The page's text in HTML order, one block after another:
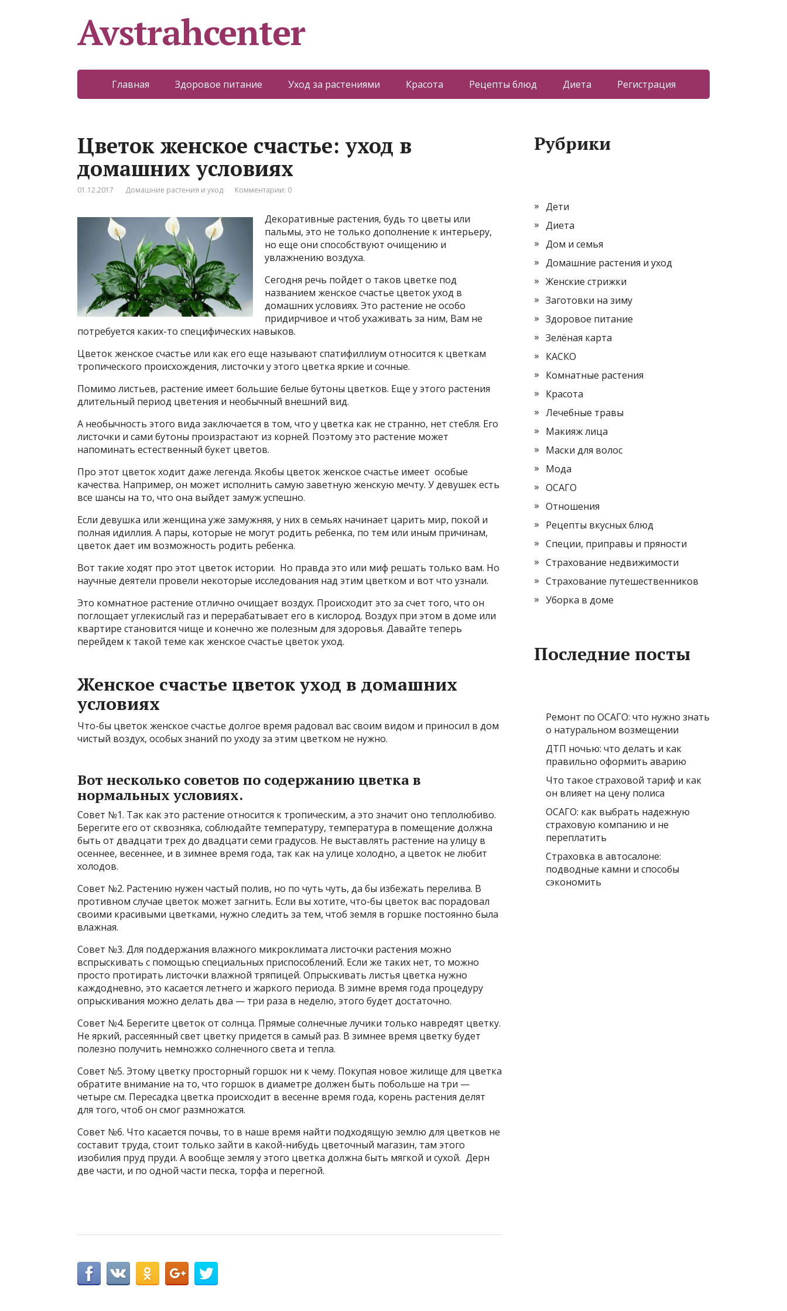
Avstrahcenter
Главная Здоровое питание Уход за растениями Красота Рецепты блюд Диета Регистрация
Цветок женское счастье: уход в
домашних условиях
01.12.2017 Домашние растения и уход Комментарии: 0
Декоративные растения, будь то цветы или
пальмы, это не только дополнение к интерьеру,
но еще они способствуют очищению и
увлажнению воздуха.
Сегодня речь пойдет о таков цветке под
названием женское счастье цветок уход в
домашних условиях. Это растение не особо
придирчивое и чтоб ухаживать за ним, Вам не
потребуется каких-то специфических навыков.
Цветок женское счастье или как его еще называют спатифиллиум относится к цветкам
тропического происхождения, листочки у этого цветка яркие и сочные.
Помимо листьев, растение имеет большие белые бутоны цветков. Еще у этого растения
длительный период цветения и необычный внешний вид.
А необычность этого вида заключается в том, что у цветка как не странно, нет стебля. Его
листочки и сами бутоны произрастают из корней. Поэтому это растение может
напоминать естественный букет цветов.
Про этот цветок ходит даже легенда. Якобы цветок женское счастье имеет особые
качества. Например, он может исполнить самую заветную женскую мечту. У девушек есть
все шансы на то, что она выйдет замуж успешно.
Если девушка или женщина уже замужняя, у них в семьях начинает царить мир, покой и
полная идиллия. А пары, которые не могут родить ребенка, по тем или иным причинам,
цветок дает им возможность родить ребенка.
Вот такие ходят про этот цветок истории. Но правда это или миф решать только вам. Но
научные деятели провели некоторые исследования над этим цветком и вот что узнали.
Это комнатное растение отлично очищает воздух. Происходит это за счет того, что он
поглощает углекислый газ и перерабатывает его в кислород. Воздух при этом в доме или
квартире становится чище и конечно же полезным для здоровья. Давайте теперь
перейдем к такой теме как женское счастье цветок уход.
Женское счастье цветок уход в домашних
условиях
Что-бы цветок женское счастье долгое время радовал вас своим видом и приносил в дом
чистый воздух, особых знаний по уходу за этим цветком не нужно.
Вот несколько советов по содержанию цветка в
нормальных условиях.
Совет №1. Так как это растение относится к тропическим, а это значит оно теплолюбиво.
Берегите его от сквозняка, соблюдайте температуру, температура в помещение должна
быть от двадцати трех до двадцати семи градусов. Не выставлять растение на улицу в
осеннее, весеннее, и в зимнее время года, так как на улице холодно, а цветок не любит
холодов.
Совет №2. Растению нужен частый полив, но по чуть чуть, да бы избежать перелива. В
противном случае цветок может загнить. Если вы хотите, что-бы цветок вас порадовал
своими красивыми цветками, нужно следить за тем, чтоб земля в горшке постоянно была
влажная.
Совет №3. Для поддержания влажного микроклимата листочки растения можно
вспрыскивать с помощью специальных приспособлений. Если же таких нет, то можно
просто протирать листочки влажной тряпицей. Опрыскивать листья цветка нужно
каждодневно, это касается летнего и жаркого периода. В зимне время года процедуру
опрыскивания можно делать два — три раза в неделю, этого будет достаточно.
Совет №4. Берегите цветок от солнца. Прямые солнечные лучики только навредят цветку.
Не яркий, рассеянный свет цветку придется в самый раз. В зимнее время цветку будет
полезно получить немножко солнечного света и тепла.
Совет №5. Этому цветку просторный горшок ни к чему. Покупая новое жилище для цветка
обратите внимание на то, что горшок в диаметре должен быть побольше на три —
четыре см. Пересадка цветка происходит в весенне время года, корень растения делят
для того, чтоб он смог размножатся.
Совет №6. Что касается почвы, то в наше время найти подходящую землю для цветков не
составит труда, стоит только зайти в какой-нибудь цветочный магазин, там этого
изобилия пруд пруди. А вообще земля у этого цветка должна быть мягкой и сухой. Дерн
две части, и по одной части песка, торфа и перегной.
Рубрики
Дети
Диета
Дом и семья
Домашние растения и уход
Женские стрижки
Заготовки на зиму
Здоровое питание
Зелёная карта
КАСКО
Комнатные растения
Красота
Лечебные травы
Макияж лица
Маски для волос
Мода
ОСАГО
Отношения
Рецепты вкусных блюд
Специи, приправы и пряности
Страхование недвижимости
Страхование путешественников
Уборка в доме
Последние посты
Ремонт по ОСАГО: что нужно знать
о натуральном возмещении
ДТП ночью: что делать и как
правильно оформить аварию
Что такое страховой тариф и как
он влияет на цену полиса
ОСАГО: как выбрать надежную
страховую компанию и не
переплатить
Страховка в автосалоне:
подводные камни и способы
сэкономить